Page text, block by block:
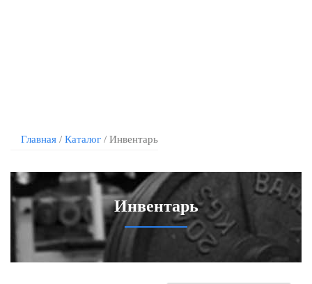
Главная/ Каталог/ Инвентарь
Инвентарь